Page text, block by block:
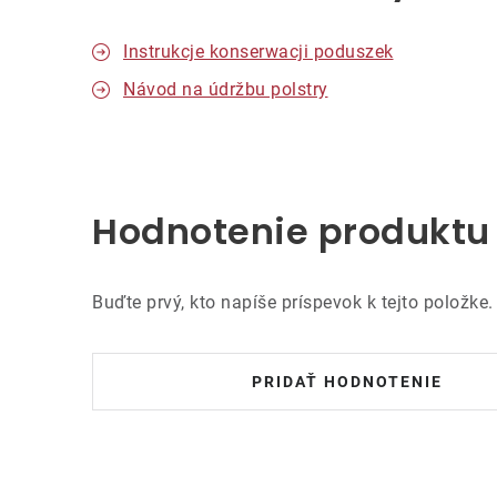
Instrukcje konserwacji poduszek
Návod na údržbu polstry
Hodnotenie
Buďte prvý, kto napíše príspevok k tejto položke.
PRIDAŤ HODNOTENIE